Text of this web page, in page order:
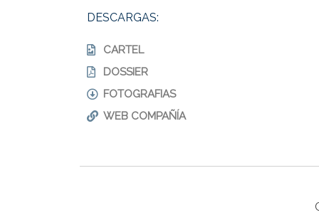
DESCARGAS:
CARTEL
DOSSIER
FOTOGRAFIAS
WEB COMPAÑÍA